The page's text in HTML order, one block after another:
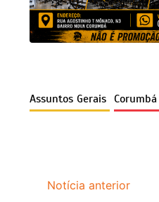
Assuntos Gerais Corumbá
Notícia anterior